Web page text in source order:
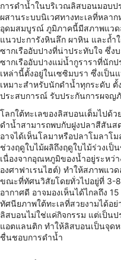
การดำน้ำในบริเวณลิสบอนมอบ
ผสานระบบนิเวศทางทะเลที่หลา
อุดมสมบูรณ์ ภูมิภาคนี้มีสภาพแว
แนวปะการังหินลึก ผาหิน และถ้
ซากเรืออับปางที่น่าประทับใจ ซึ่ง
ซากเรืออับปางแม่น้ำกูราราที่นัก
เหล่านี้ตั้งอยู่ในเซซิมบรา ซึ่งเป็น
เหมาะสำหรับนักดำน้ำทุกระดับ
ประสบการณ์ รับประกันการผจญ
โลกใต้ทะเลของลิสบอนเต็มไปด้
ดำน้ำสามารถพบกับฝูงปลาสีสันส
อาจได้เห็นโลมาหรือปลาโมลาโ
ช่วงฤดูใบไม้ผลิถึงฤดูใบไม้ร่วงเ
เนื่องจากอุณหภูมิของน้ำอยู่ระหว่
องศาฟาเรนไฮต์) ทำให้สภาพแว
ขณะที่ทัศนวิสัยโดยทั่วไปอยู่ที่ 3-
อากาศดี อาจมองเห็นได้ไกลถึง
ทัศนียภาพใต้ทะเลที่สวยงามได้อ
ลิสบอนไม่ใช่แค่กิจกรรม แต่เป็น
แอตแลนติก ทำให้ลิสบอนเป็นจุด
ชื่นชอบการดำน้ำ